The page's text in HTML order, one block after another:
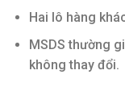
Hai lô hàng
MSDS thường
không thay đổi.